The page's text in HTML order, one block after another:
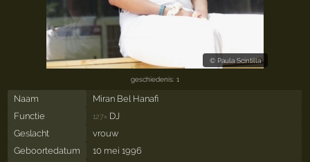
© Paula Scintilla
geschiedenis: 1
Naam
Miran Bel Hanafi
Functie
127× DJ
Geslacht
vrouw
Geboortedatum
10 mei 1996